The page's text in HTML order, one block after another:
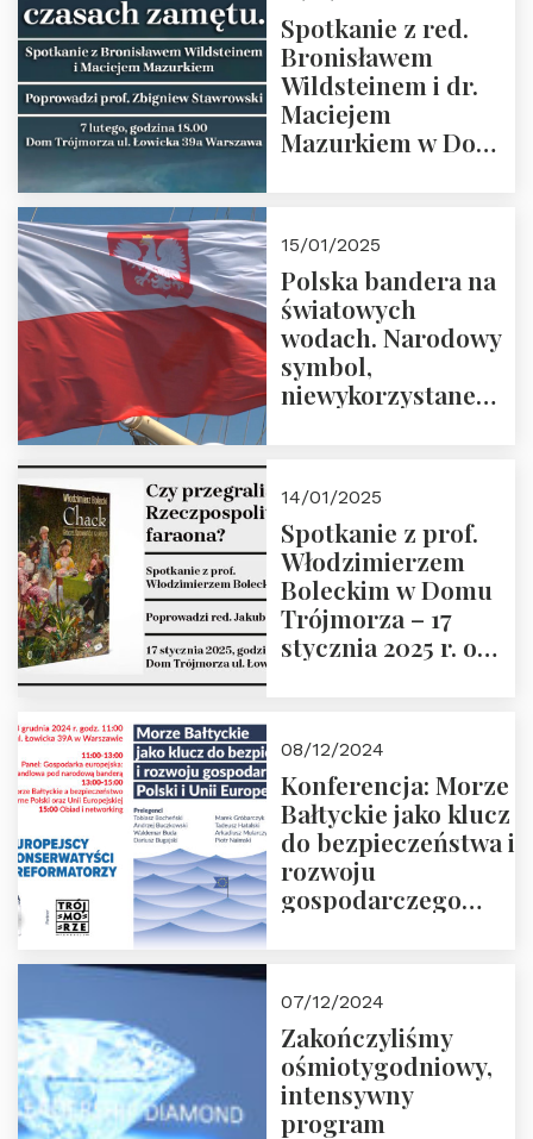
Spotkanie z red.
Bronisławem
Wildsteinem i dr.
Maciejem
Mazurkiem w Domu
Prowadzi prof.
Zbigniew
Stawrowski
15/01/2025
Polska bandera na
światowych
wodach. Narodowy
symbol,
niewykorzystane
14/01/2025
Spotkanie z prof.
Włodzimierzem
Boleckim w Domu
Trójmorza – 17
stycznia 2025 r. o
08/12/2024
Konferencja: Morze
Bałtyckie jako klucz
do bezpieczeństwa i
rozwoju
gospodarczego
ZAPRASZAMY
07/12/2024
Zakończyliśmy
ośmiotygodniowy,
intensywny
program